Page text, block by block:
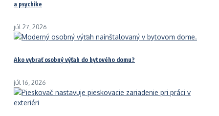
a psychike
júl 27, 2026
Ako vybrať osobný výťah do bytového domu?
júl 16, 2026